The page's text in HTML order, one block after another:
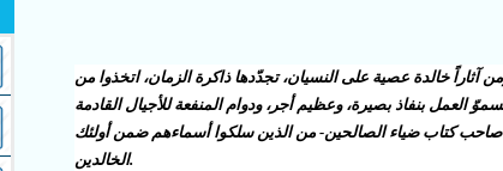
خالدة عصية على النسيان، تجدّدها ذاكرة الزمان، اتخذوا من
العمل بنفاذ بصيرة، وعظيم أجر، ودوام المنفعة للأجيال القادمة
كتاب ضياء الصالحين- من الذين سلكوا أسماءهم ضمن أولئك
الخالدين.